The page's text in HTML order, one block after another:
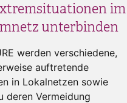
im
unterbinden
werden verschiedene,
auftretende
in Lokalnetzen sowie
deren Vermeidung